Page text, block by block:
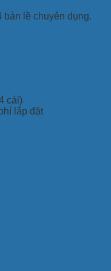
bản lề chuyên dụng.
cái)
lắp đặt